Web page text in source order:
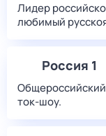
Лидер
любимый
Россия 1
ток-шоу.